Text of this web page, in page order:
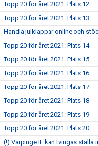
Topp 20 för året 2021: Plats 12
Topp 20 för året 2021: Plats 13
Handla julklappar online och
Topp 20 för året 2021: Plats 14
Topp 20 för året 2021: Plats 15
Topp 20 för året 2021: Plats 16
Topp 20 för året 2021: Plats 17
Topp 20 för året 2021: Plats 18
Topp 20 för året 2021: Plats 19
Topp 20 för året 2021: Plats 20
(!) Värpinge IF kan tvingas ställa